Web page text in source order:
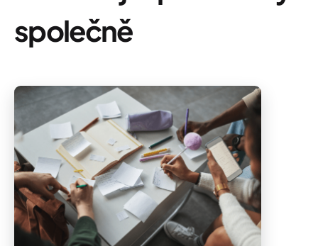
společně